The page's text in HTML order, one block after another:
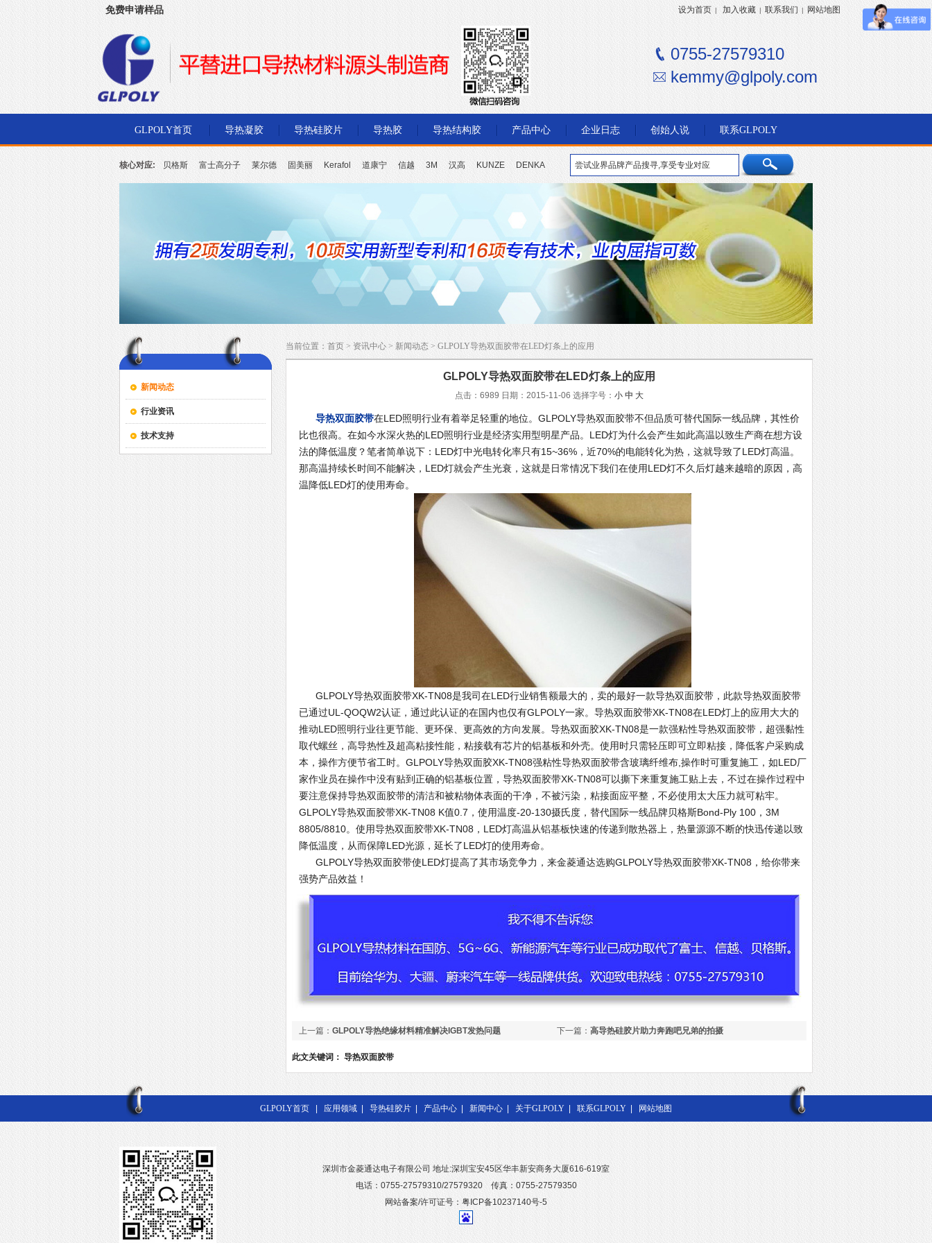
免费申请样品 设为首页 | 加入收藏 | 联系我们 | 网站地图
0755-27579310
kemmy@glpoly.com
GLPOLY首页 导热凝胶 导热硅胶片 导热胶 导热结构胶 产品中心 企业日志 创始人说 联系GLPOLY
核心对应: 贝格斯 富士高分子 莱尔德 固美丽 Kerafol 道康宁 信越 3M 汉高 KUNZE DENKA
新闻动态
行业资讯
技术支持
当前位置： 首页 > 资讯中心 > 新闻动态 > GLPOLY导热双面胶带在LED灯条上的应用
GLPOLY导热双面胶带在LED灯条上的应用
点击：6989 日期：2015-11-06 选择字号： 小 中 大
导热双面胶带在LED照明行业有着举足轻重的地位。GLPOLY导热双面胶带不但品质可替代国际一线品牌，其性价
比也很高。在如今水深火热的LED照明行业是经济实用型明星产品。LED灯为什么会产生如此高温以致生产商在想方设
法的降低温度？笔者简单说下：LED灯中光电转化率只有15~36%，近70%的电能转化为热，这就导致了LED灯高温。
那高温持续长时间不能解决，LED灯就会产生光衰，这就是日常情况下我们在使用LED灯不久后灯越来越暗的原因，高
温降低LED灯的使用寿命。
GLPOLY导热双面胶带XK-TN08是我司在LED行业销售额最大的，卖的最好一款导热双面胶带，此款导热双面胶带
已通过UL-QOQW2认证，通过此认证的在国内也仅有GLPOLY一家。导热双面胶带XK-TN08在LED灯上的应用大大的
推动LED照明行业往更节能、更环保、更高效的方向发展。导热双面胶XK-TN08是一款强粘性导热双面胶带，超强黏性
取代螺丝，高导热性及超高粘接性能，粘接载有芯片的铝基板和外壳。使用时只需轻压即可立即粘接，降低客户采购成
本，操作方便节省工时。GLPOLY导热双面胶XK-TN08强粘性导热双面胶带含玻璃纤维布,操作时可重复施工，如LED厂
家作业员在操作中没有贴到正确的铝基板位置，导热双面胶带XK-TN08可以撕下来重复施工贴上去，不过在操作过程中
要注意保持导热双面胶带的清洁和被粘物体表面的干净，不被污染，粘接面应平整，不必使用太大压力就可粘牢。
GLPOLY导热双面胶带XK-TN08 K值0.7，使用温度-20-130摄氏度，替代国际一线品牌贝格斯Bond-Ply 100，3M
8805/8810。使用导热双面胶带XK-TN08，LED灯高温从铝基板快速的传递到散热器上，热量源源不断的快迅传递以致
降低温度，从而保障LED光源，延长了LED灯的使用寿命。
GLPOLY导热双面胶带使LED灯提高了其市场竞争力，来金菱通达选购GLPOLY导热双面胶带XK-TN08，给你带来
强势产品效益！
上一篇： GLPOLY导热绝缘材料精准解决IGBT发热问题 下一篇： 高导热硅胶片助力奔跑吧兄弟的拍摄
此文关键词： 导热双面胶带
GLPOLY首页 应用领域 导热硅胶片 产品中心 新闻中心 关于GLPOLY 联系GLPOLY 网站地图
深圳市金菱通达电子有限公司 地址:深圳宝安45区华丰新安商务大厦616-619室
电话：0755-27579310/27579320 传真：0755-27579350
网站备案/许可证号：粤ICP备10237140号-5